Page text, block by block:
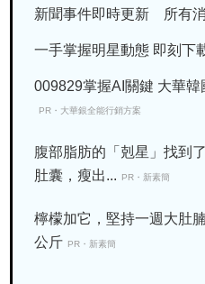
新聞事件即時更新 所有消
一手掌握明星動態 即刻下
009829掌握AI關鍵 大華韓
PR・大華銀全能行銷方案
腹部脂肪的「剋星」找到
肚囊，瘦出...
PR・新素簡
檸檬加它，堅持一週大肚
公斤 PR・新素簡